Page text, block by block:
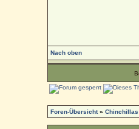
Nach oben
Foren-Übersicht»